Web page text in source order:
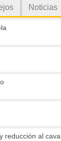
reducción al cava
Noticias